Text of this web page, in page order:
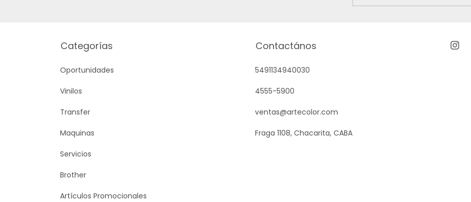
Categorías
Oportunidades
Vinilos
Transfer
Maquinas
Servicios
Brother
Artículos Promocionales
Contactános
5491134940030
4555-5900
ventas@artecolor.com
Fraga 1108, Chacarita, CABA